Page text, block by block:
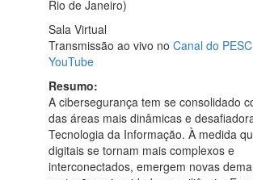
Rio de Janeiro)
Sala Virtual
Transmissão ao vivo no Canal do
YouTube
Resumo:
A cibersegurança tem se consolidado
das áreas mais dinâmicas e
Tecnologia da Informação. À medida
digitais se tornam mais complexos e
interconectados, emergem novas